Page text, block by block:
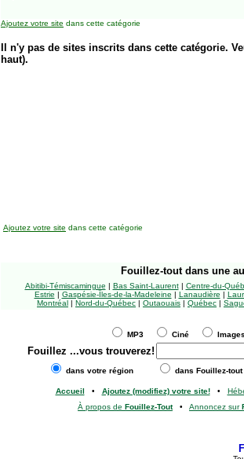
Ajoutez votre site dans cette catégorie
Il n'y pas de sites inscrits dans cette catégorie.
haut).
Ajoutez votre site dans cette catégorie
Fouillez-tout dans une
Abitibi-Témiscamingue | Bas Saint-Laurent| Centre-du-
Estrie | Gaspésie-Îles-de-la-Madeleine | Lanaudière |
Montréal | Nord-du-Québec | Outaouais | Québec |
MP3 Ciné
Fouillez ...vous trouverez!
dans votre région dans Fouillez-tout
Accueil • Ajoutez (modifiez) votre site!•
À propos de Fouillez-Tout• Annoncez sur
F